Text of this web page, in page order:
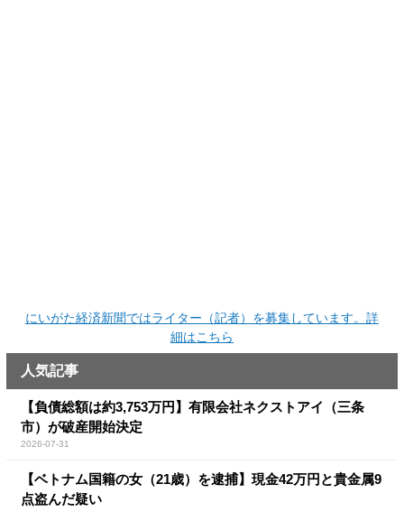
にいがた経済新聞ではライター（記者）を募集しています。詳
細はこちら
人気記事
【負債総額は約3,753万円】有限会社ネクストアイ（三条
市）が破産開始決定
2026-07-31
【ベトナム国籍の女（21歳）を逮捕】現金42万円と貴金属9
点盗んだ疑い